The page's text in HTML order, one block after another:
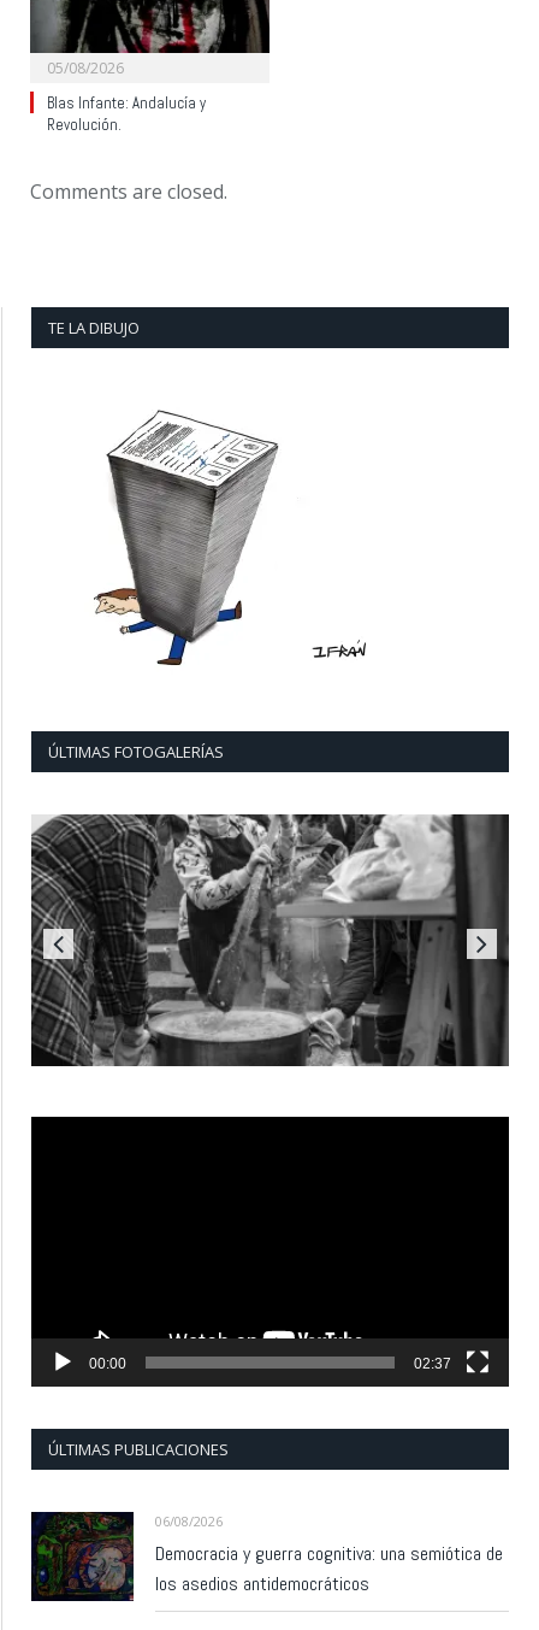
05/08/2026
Blas Infante: Andalucía y
Revolución.
Comments are closed.
TE LA DIBUJO
ÚLTIMAS FOTOGALERÍAS
00:00 02:37
ÚLTIMAS PUBLICACIONES
06/08/2026
Democracia y guerra cognitiva: una semiótica de
los asedios antidemocráticos